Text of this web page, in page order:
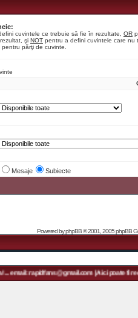
cuvintele ce trebuie să fie în rezultate, OR
şi NOT pentru a defini cuvintele care nu
părţi de cuvinte.
Mesaje Subiecte
Powered byphpBB© 2001, 2005 phpBB
rapidfans@gmail.com | Aici poate fi